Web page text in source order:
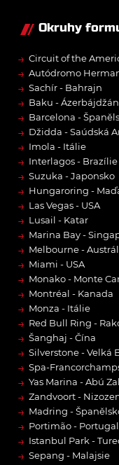
Okruhy
→ Circuit of the
→ Autódromo
→ Sachír - Bahrajn
→ Baku - Ázerbájdžán
→ Barcelona -
→ Džidda - Saúdská
→ Imola - Itálie
→ Interlagos - Brazílie
→ Suzuka - Japonsko
→ Hungaroring -
→ Las Vegas - USA
→ Lusail - Katar
→ Marina Bay -
→ Melbourne -
→ Miami - USA
→ Monako - Monte
→ Montréal - Kanada
→ Monza - Itálie
→ Red Bull Ring -
→ Šanghaj - Čína
→ Silverstone - Velká
→ Spa-
→ Yas Marina - Abú
→ Zandvoort -
→ Madring -
→ Portimão -
→ Istanbul Park -
→ Sepang - Malajsie